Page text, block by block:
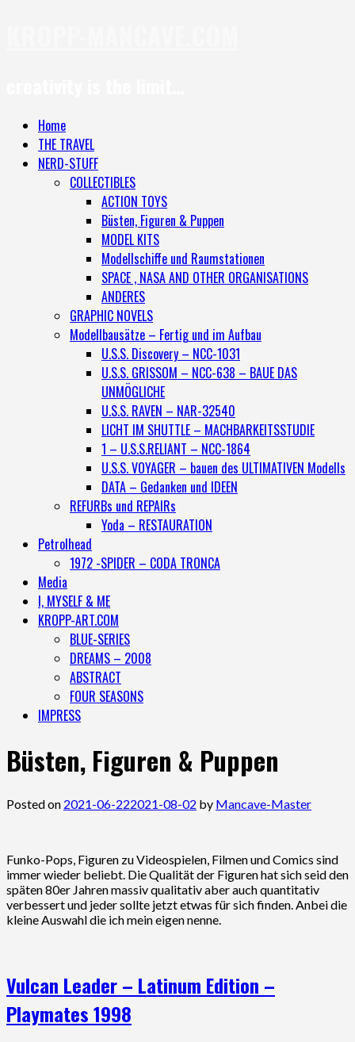
Home
THE TRAVEL
NERD-STUFF
COLLECTIBLES
ACTION TOYS
Büsten, Figuren & Puppen
MODEL KITS
Modellschiffe und Raumstationen
SPACE , NASA AND OTHER ORGANISATIONS
ANDERES
GRAPHIC NOVELS
Modellbausätze – Fertig und im Aufbau
U.S.S. Discovery – NCC-1031
U.S.S. GRISSOM – NCC-638 – BAUE DAS
UNMÖGLICHE
U.S.S. RAVEN – NAR-32540
LICHT IM SHUTTLE – MACHBARKEITSSTUDIE
1 – U.S.S.RELIANT – NCC-1864
U.S.S. VOYAGER – bauen des ULTIMATIVEN Modells
DATA – Gedanken und IDEEN
REFURBs und REPAIRs
Yoda – RESTAURATION
Petrolhead
1972 -SPIDER – CODA TRONCA
Media
I, MYSELF & ME
KROPP-ART.COM
BLUE-SERIES
DREAMS – 2008
ABSTRACT
FOUR SEASONS
IMPRESS
Büsten, Figuren & Puppen
Posted on 2021-06-222021-08-02 by Mancave-Master
Funko-Pops, Figuren zu Videospielen, Filmen und Comics sind
immer wieder beliebt. Die Qualität der Figuren hat sich seid den
späten 80er Jahren massiv qualitativ aber auch quantitativ
verbessert und jeder sollte jetzt etwas für sich finden. Anbei die
kleine Auswahl die ich mein eigen nenne.
Vulcan Leader – Latinum Edition –
Playmates 1998